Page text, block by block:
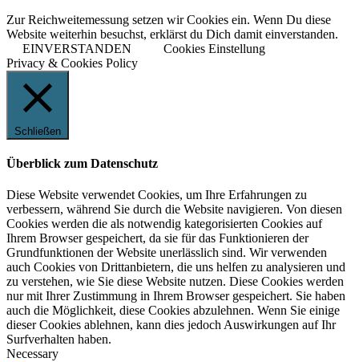
Zur Reichweitemessung setzen wir Cookies ein. Wenn Du diese
Website weiterhin besuchst, erklärst du Dich damit einverstanden.
EINVERSTANDEN
Cookies Einstellung
Privacy & Cookies Policy
Schließen
Überblick zum Datenschutz
Diese Website verwendet Cookies, um Ihre Erfahrungen zu
verbessern, während Sie durch die Website navigieren. Von diesen
Cookies werden die als notwendig kategorisierten Cookies auf
Ihrem Browser gespeichert, da sie für das Funktionieren der
Grundfunktionen der Website unerlässlich sind. Wir verwenden
auch Cookies von Drittanbietern, die uns helfen zu analysieren und
zu verstehen, wie Sie diese Website nutzen. Diese Cookies werden
nur mit Ihrer Zustimmung in Ihrem Browser gespeichert. Sie haben
auch die Möglichkeit, diese Cookies abzulehnen. Wenn Sie einige
dieser Cookies ablehnen, kann dies jedoch Auswirkungen auf Ihr
Surfverhalten haben.
Necessary